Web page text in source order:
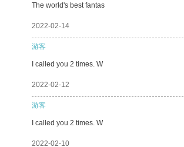
The world's best fantas
2022-02-14
游客
I called you 2 times. W
2022-02-12
游客
I called you 2 times. W
2022-02-10